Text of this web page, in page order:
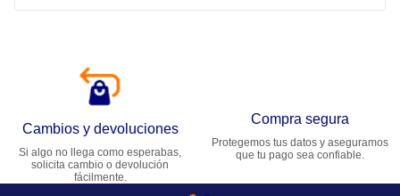
Cambios y devoluciones
Si algo no llega como esperabas,
solicita cambio o devolución
fácilmente.
Compra segura
Protegemos tus datos y aseguramos
que tu pago sea confiable.